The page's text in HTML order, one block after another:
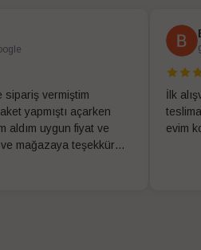
sipariş vermiştim
yapmıştı açarken
aldım uygun fiyat ve
mağazaya teşekkür
İlk
evim